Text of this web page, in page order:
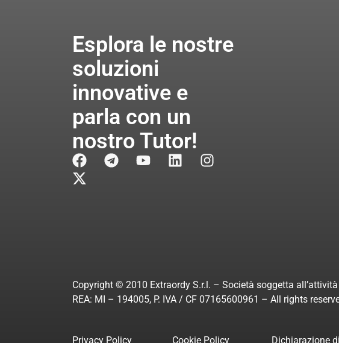
Esplora le nostre
soluzioni
innovative e
parla con un
nostro Tutor!
Copyright © 2010 Extraordy S.r.l. – Società soggetta
REA: MI – 194005, P. IVA / CF 07165600961 – All rights
Privacy Policy Cookie Policy Dichiarazione